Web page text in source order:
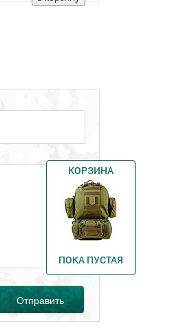
Отправить
КОРЗИНА
ПОКА ПУСТАЯ